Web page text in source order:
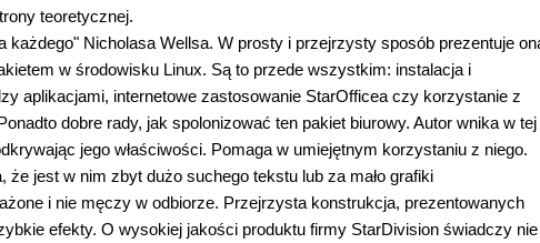
teoretycznej.
każdego" Nicholasa Wellsa. W prosty i przejrzysty sposób prezentuje
w środowisku Linux. Są to przede wszystkim: instalacja i
aplikacjami, internetowe zastosowanie StarOfficea czy korzystanie z
dobre rady, jak spolonizować ten pakiet biurowy. Autor wnika w tej
jego właściwości. Pomaga w umiejętnym korzystaniu z niego.
jest w nim zbyt dużo suchego tekstu lub za mało grafiki
i nie męczy w odbiorze. Przejrzysta konstrukcja, prezentowanych
efekty. O wysokiej jakości produktu firmy StarDivision świadczy nie